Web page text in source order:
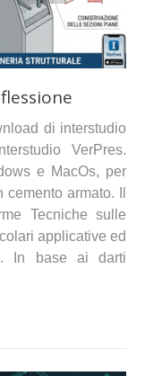
di interstudio
VerPres.
e MacOs, per
armato. Il
Tecniche sulle
applicative ed
In base ai darti